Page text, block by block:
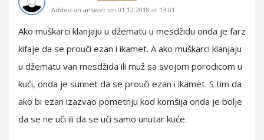
Added an answer on 01.12.2018 at 13:01
Ako muškarci klanjaju u džematu u mesdžidu onda je farz
kifaje da se prouči ezan i ikamet. A ako muškarci klanjaju
u džematu van mesdžida ili muž sa svojom porodicom u
kući, onda je sunnet da se prouči ezan i ikamet. S tim da
ako bi ezan izazvao pometnju kod komšija onda je bolje
da se ne uči ili da se uči samo unutar kuće.